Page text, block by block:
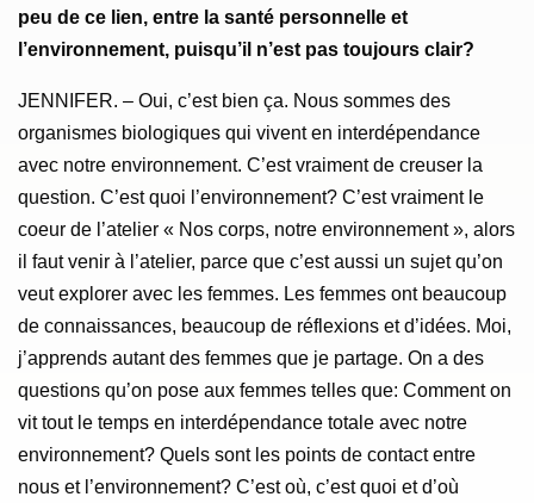
peu de ce lien, entre la santé personnelle et
l’environnement, puisqu’il n’est pas toujours clair?
JENNIFER. – Oui, c’est bien ça. Nous sommes des
organismes biologiques qui vivent en interdépendance
avec notre environnement. C’est vraiment de creuser la
question. C’est quoi l’environnement? C’est vraiment le
coeur de l’atelier « Nos corps, notre environnement », alors
il faut venir à l’atelier, parce que c’est aussi un sujet qu’on
veut explorer avec les femmes. Les femmes ont beaucoup
de connaissances, beaucoup de réflexions et d’idées. Moi,
j’apprends autant des femmes que je partage. On a des
questions qu’on pose aux femmes telles que: Comment on
vit tout le temps en interdépendance totale avec notre
environnement? Quels sont les points de contact entre
nous et l’environnement? C’est où, c’est quoi et d’où